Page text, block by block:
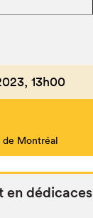
13h00
de Montréal
en dédicaces